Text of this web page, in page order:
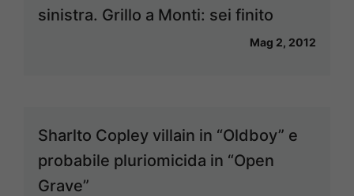
sinistra. Grillo a Monti: sei finito
Mag 2, 2012
Sharlto Copley villain in “Oldboy” e
probabile pluriomicida in “Open
Grave”